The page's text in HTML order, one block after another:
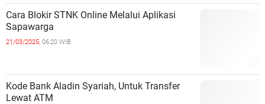
Cara Blokir STNK Online Melalui Aplikasi
Sapawarga
21/03/2025, 06:20 WIB
Kode Bank Aladin Syariah, Untuk Transfer
Lewat ATM